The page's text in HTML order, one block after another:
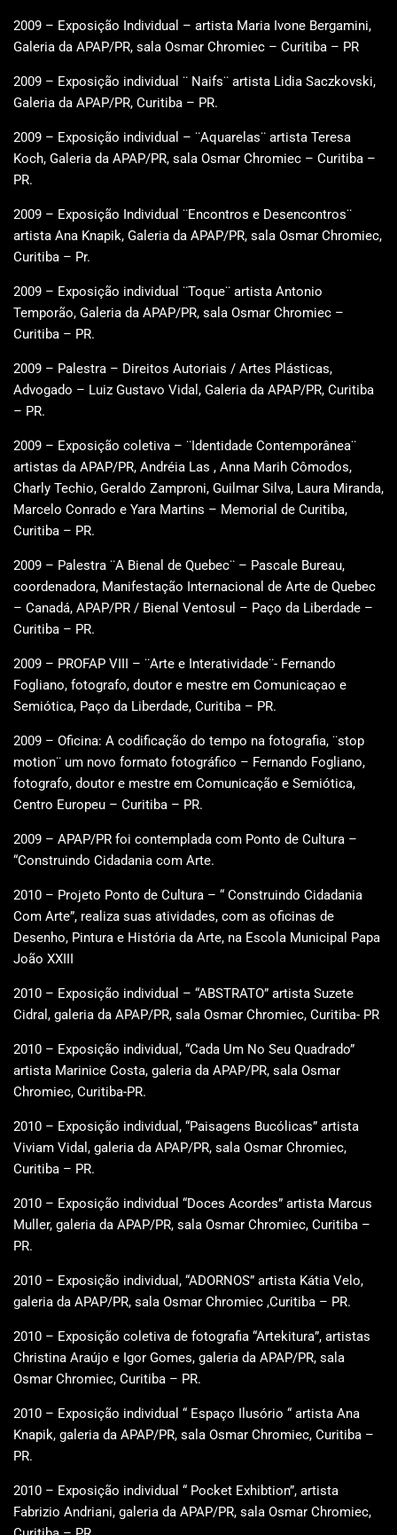
2009 – Exposição Individual – artista Maria Ivone Bergamini,
Galeria da APAP/PR, sala Osmar Chromiec – Curitiba – PR
2009 – Exposição individual ¨ Naifs¨ artista Lidia Saczkovski,
Galeria da APAP/PR, Curitiba – PR.
2009 – Exposição individual – ¨Aquarelas¨ artista Teresa
Koch, Galeria da APAP/PR, sala Osmar Chromiec – Curitiba –
PR.
2009 – Exposição Individual ¨Encontros e Desencontros¨
artista Ana Knapik, Galeria da APAP/PR, sala Osmar Chromiec,
Curitiba – Pr.
2009 – Exposição individual ¨Toque¨ artista Antonio
Temporão, Galeria da APAP/PR, sala Osmar Chromiec –
Curitiba – PR.
2009 – Palestra – Direitos Autoriais / Artes Plásticas,
Advogado – Luiz Gustavo Vidal, Galeria da APAP/PR, Curitiba
– PR.
2009 – Exposição coletiva – ¨Identidade Contemporânea¨
artistas da APAP/PR, Andréia Las , Anna Marih Cômodos,
Charly Techio, Geraldo Zamproni, Guilmar Silva, Laura Miranda,
Marcelo Conrado e Yara Martins – Memorial de Curitiba,
Curitiba – PR.
2009 – Palestra ¨A Bienal de Quebec¨ – Pascale Bureau,
coordenadora, Manifestação Internacional de Arte de Quebec
– Canadá, APAP/PR / Bienal Ventosul – Paço da Liberdade –
Curitiba – PR.
2009 – PROFAP VIII – ¨Arte e Interatividade¨- Fernando
Fogliano, fotografo, doutor e mestre em Comunicaçao e
Semiótica, Paço da Liberdade, Curitiba – PR.
2009 – Oficina: A codificação do tempo na fotografia, ¨stop
motion¨ um novo formato fotográfico – Fernando Fogliano,
fotografo, doutor e mestre em Comunicação e Semiótica,
Centro Europeu – Curitiba – PR.
2009 – APAP/PR foi contemplada com Ponto de Cultura –
“Construindo Cidadania com Arte.
2010 – Projeto Ponto de Cultura – “ Construindo Cidadania
Com Arte”, realiza suas atividades, com as oficinas de
Desenho, Pintura e História da Arte, na Escola Municipal Papa
João XXIII
2010 – Exposição individual – “ABSTRATO” artista Suzete
Cidral, galeria da APAP/PR, sala Osmar Chromiec, Curitiba- PR
2010 – Exposição individual, “Cada Um No Seu Quadrado”
artista Marinice Costa, galeria da APAP/PR, sala Osmar
Chromiec, Curitiba-PR.
2010 – Exposição individual, “Paisagens Bucólicas” artista
Viviam Vidal, galeria da APAP/PR, sala Osmar Chromiec,
Curitiba – PR.
2010 – Exposição individual “Doces Acordes” artista Marcus
Muller, galeria da APAP/PR, sala Osmar Chromiec, Curitiba –
PR.
2010 – Exposição individual, “ADORNOS” artista Kátia Velo,
galeria da APAP/PR, sala Osmar Chromiec ,Curitiba – PR.
2010 – Exposição coletiva de fotografia “Artekitura”, artistas
Christina Araújo e Igor Gomes, galeria da APAP/PR, sala
Osmar Chromiec, Curitiba – PR.
2010 – Exposição individual “ Espaço Ilusório “ artista Ana
Knapik, galeria da APAP/PR, sala Osmar Chromiec, Curitiba –
PR.
2010 – Exposição individual “ Pocket Exhibtion”, artista
Fabrizio Andriani, galeria da APAP/PR, sala Osmar Chromiec,